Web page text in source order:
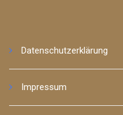
Datenschutzerklärung
Impressum